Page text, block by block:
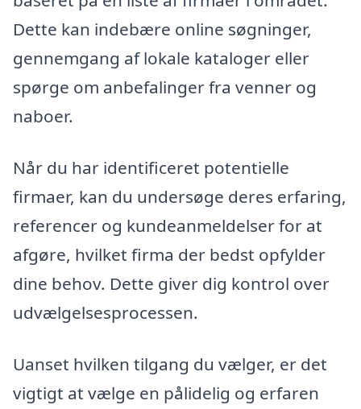
Dette kan indebære online søgninger,
gennemgang af lokale kataloger eller
spørge om anbefalinger fra venner og
naboer.
Når du har identificeret potentielle
firmaer, kan du undersøge deres erfaring,
referencer og kundeanmeldelser for at
afgøre, hvilket firma der bedst opfylder
dine behov. Dette giver dig kontrol over
udvælgelsesprocessen.
Uanset hvilken tilgang du vælger, er det
vigtigt at vælge en pålidelig og erfaren